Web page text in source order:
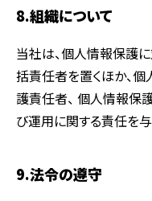
8.組織について
当社は、個人情報保護
括責任者を置くほか、
護責任者、 個人情報保
び運用に関する責任を
9.法令の遵守